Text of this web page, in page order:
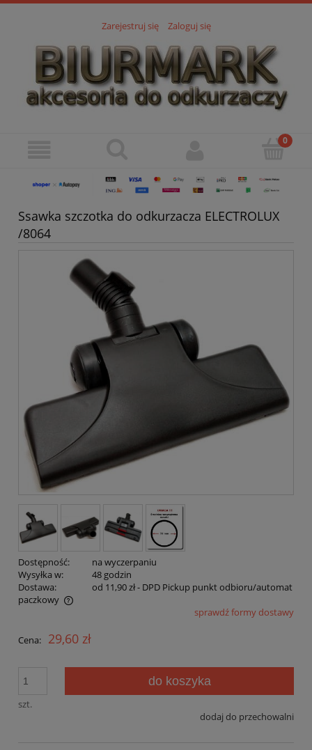
Zarejestruj się Zaloguj się
Ssawka szczotka do odkurzacza ELECTROLUX
/8064
Dostępność:
na wyczerpaniu
Wysyłka w:
48 godzin
Dostawa:
od 11,90 zł- DPD Pickup punkt odbioru/automat
paczkowy
Cena nie zawiera ewentualnych kosztów płatnościsprawdź formy dostawy
Cena: 29,60 zł
szt.
do koszyka
dodaj do przechowalni